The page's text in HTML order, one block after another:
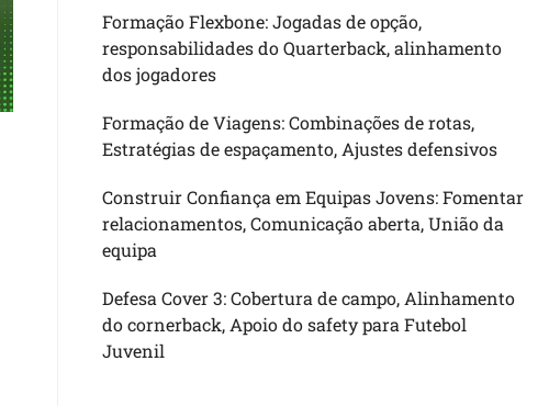
Formação Flexbone: Jogadas de opção,
responsabilidades do Quarterback, alinhamento
dos jogadores
Formação de Viagens: Combinações de rotas,
Estratégias de espaçamento, Ajustes defensivos
Construir Confiança em Equipas Jovens: Fomentar
relacionamentos, Comunicação aberta, União da
equipa
Defesa Cover 3: Cobertura de campo, Alinhamento
do cornerback, Apoio do safety para Futebol
Juvenil